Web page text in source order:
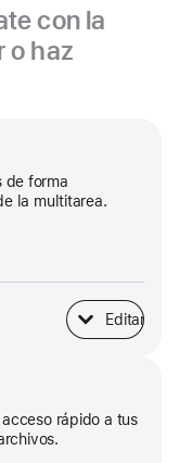
con la
o haz
de forma
la multitarea.
Editar
Memoria unificada
rápido a tus